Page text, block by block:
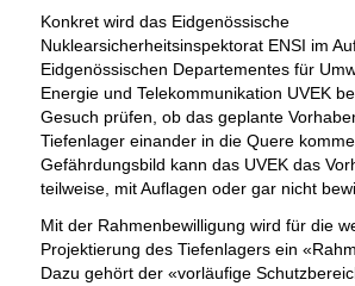
Konkret wird das Eidgenössische
Nuklearsicherheitsinspektorat ENSI im
Eidgenössischen Departementes für
Energie und Telekommunikation UVEK
Gesuch prüfen, ob das geplante
Tiefenlager einander in die Quere
Gefährdungsbild kann das UVEK das
teilweise, mit Auflagen oder gar nicht
Mit der Rahmenbewilligung wird für die
Projektierung des Tiefenlagers ein
Dazu gehört der «vorläufige